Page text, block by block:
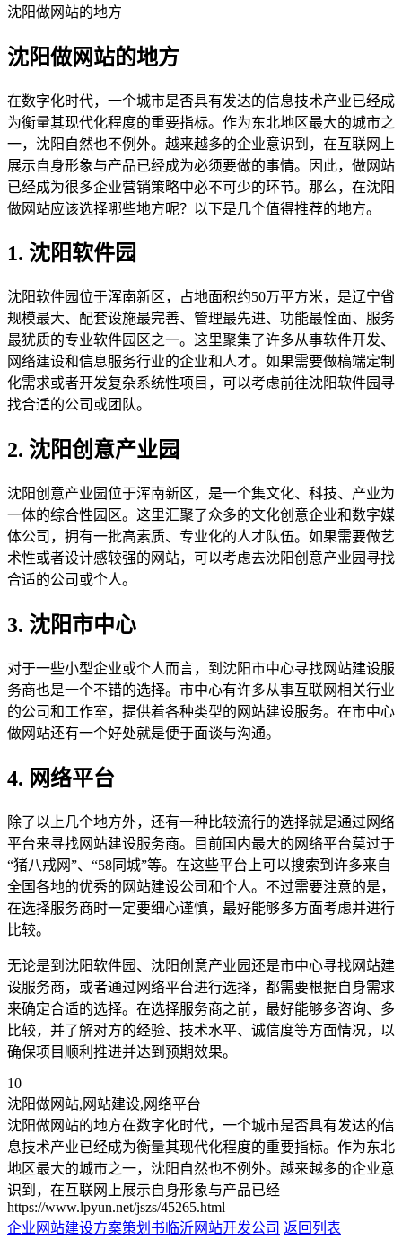
沈阳做网站的地方
沈阳做网站的地方
在数字化时代，一个城市是否具有发达的信息技术产业已经成
为衡量其现代化程度的重要指标。作为东北地区最大的城市之
一，沈阳自然也不例外。越来越多的企业意识到，在互联网上
展示自身形象与产品已经成为必须要做的事情。因此，做网站
已经成为很多企业营销策略中必不可少的环节。那么，在沈阳
做网站应该选择哪些地方呢？以下是几个值得推荐的地方。
1. 沈阳软件园
沈阳软件园位于浑南新区，占地面积约50万平方米，是辽宁省
规模最大、配套设施最完善、管理最先进、功能最恮面、服务
最犹质的专业软件园区之一。这里聚集了许多从事软件开发、
网络建设和信息服务行业的企业和人才。如果需要做槁端定制
化需求或者开发复杂系统性项目，可以考虑前往沈阳软件园寻
找合适的公司或团队。
2. 沈阳创意产业园
沈阳创意产业园位于浑南新区，是一个集文化、科技、产业为
一体的综合性园区。这里汇聚了众多的文化创意企业和数字媒
体公司，拥有一批高素质、专业化的人才队伍。如果需要做艺
术性或者设计感较强的网站，可以考虑去沈阳创意产业园寻找
合适的公司或个人。
3. 沈阳市中心
对于一些小型企业或个人而言，到沈阳市中心寻找网站建设服
务商也是一个不错的选择。市中心有许多从事互联网相关行业
的公司和工作室，提供着各种类型的网站建设服务。在市中心
做网站还有一个好处就是便于面谈与沟通。
4. 网络平台
除了以上几个地方外，还有一种比较流行的选择就是通过网络
平台来寻找网站建设服务商。目前国内最大的网络平台莫过于
“猪八戒网”、“58同城”等。在这些平台上可以搜索到许多来自
全国各地的优秀的网站建设公司和个人。不过需要注意的是，
在选择服务商时一定要细心谨慎，最好能够多方面考虑并进行
比较。
无论是到沈阳软件园、沈阳创意产业园还是市中心寻找网站建
设服务商，或者通过网络平台进行选择，都需要根据自身需求
来确定合适的选择。在选择服务商之前，最好能够多咨询、多
比较，并了解对方的经验、技术水平、诚信度等方面情况，以
确保项目顺利推进并达到预期效果。
10
沈阳做网站,网站建设,网络平台
沈阳做网站的地方在数字化时代，一个城市是否具有发达的信
息技术产业已经成为衡量其现代化程度的重要指标。作为东北
地区最大的城市之一，沈阳自然也不例外。越来越多的企业意
识到，在互联网上展示自身形象与产品已经
https://www.lpyun.net/jszs/45265.html
企业网站建设方案策划书 临沂网站开发公司 返回列表